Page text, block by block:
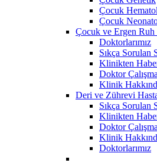
Çocuk
Çocuk
Çocuk ve Ergen Ruh
Doktorlarımız
Sıkça Sorulan
Klinikten
Doktor
Klinik
Deri ve Zührevi
Sıkça Sorulan
Klinikten
Doktor
Klinik
Doktorlarımız